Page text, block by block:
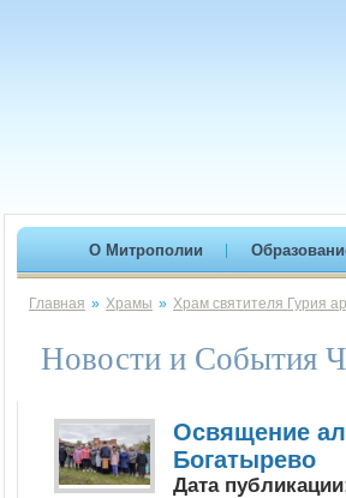
О Митрополии
Главная » Храмы » Храм святителя Гурия
Новости и События
Освящение
Богатырево
Дата